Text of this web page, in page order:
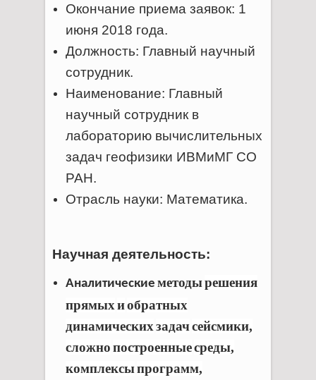
Окончание приема заявок: 1
июня 2018 года.
Должность: Главный научный
сотрудник.
Наименование: Главный
научный сотрудник в
лабораторию вычислительных
задач геофизики ИВМиМГ СО
РАН.
Отрасль науки: Математика.
Научная деятельность:
Аналитические методырешения
прямыхиобратных
динамическихзадачсейсмики,
сложнопостроенныесреды,
комплексыпрограмм,